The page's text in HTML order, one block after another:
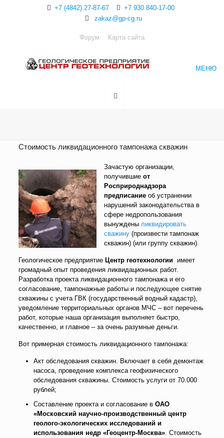
+7 (4842) 27-87-67
+7 930 840-17-00
zakaz@gp-cg.ru
Форум Карта сайта
МЕНЮ
Стоимость ликвидационного тампонажа скважин
Зачастую организации,
получившие от
Росприроднадзора
предписаниеоб устранении
нарушений законодательства в
сфере недропользования
вынуждены ликвидировать
сважину(произвести тампонаж
скважин) (или группу скважин).
Геологическое предприятие Центр геотехнологииимеет
громадный опыт проведения ликвидационных работ.
Разработка проекта ликвидационного тампонажа и его
согласование, тампонажные работы и последующее снятие
скважины с учета ГВК (государственный водный кадастр),
уведомление территориальных органов МЧС – вот перечень
работ, которые наша организация выполняет быстро,
качественно, и главное – за очень разумные деньги.
Вот примерная стоимость ликвидационного тампонажа:
Акт обследования скважин. Включает в себя демонтаж
насоса, проведение комплекса геофизического
обследования скважины. Стоимость услуги от 70.000
рублей;
Составление проекта и согласование в ОАО
«Московский научно-производственный центр
геолого-экологических исследований и
использования недр «Геоцентр-Москва». Стоимость